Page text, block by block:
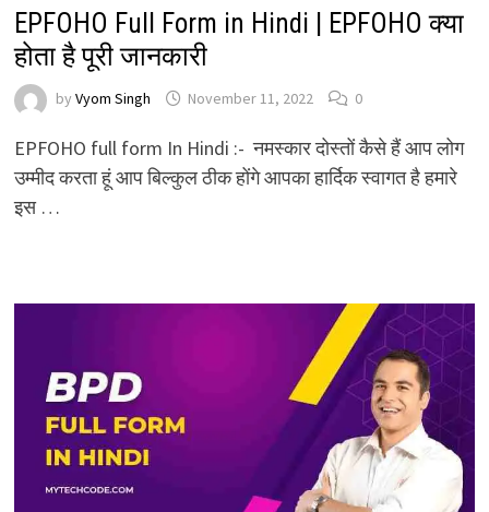
EPFOHO Full Form in Hindi | EPFOHO क्या
होता है पूरी जानकारी
by Vyom Singh November 11, 2022 0
EPFOHO full form In Hindi :- नमस्कार दोस्तों कैसे हैं आप लोग
उम्मीद करता हूं आप बिल्कुल ठीक होंगे आपका हार्दिक स्वागत है हमारे
इस …